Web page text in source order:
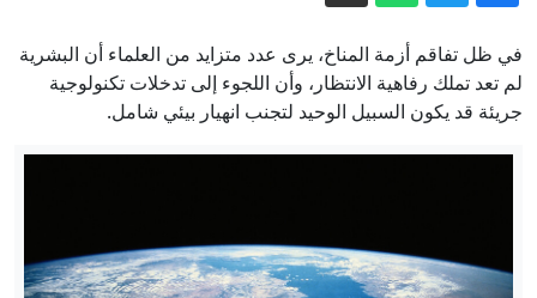
في الحزب الديمقراطي
مجلس السلام يمنح أول عقد بناء في غزة
سعودية": نحذر الرياض من أي حماقة
سيكورسكي يعارض نقل مبنى السفارة
الروسية في وارسو ويلمح إلى قطع
في ظل تفاقم أزمة المناخ، يرى عدد متزايد من العلماء أن البشرية
لم تعد تملك رفاهية الانتظار، وأن اللجوء إلى تدخلات تكنولوجية
جريئة قد يكون السبيل الوحيد لتجنب انهيار بيئي شامل.